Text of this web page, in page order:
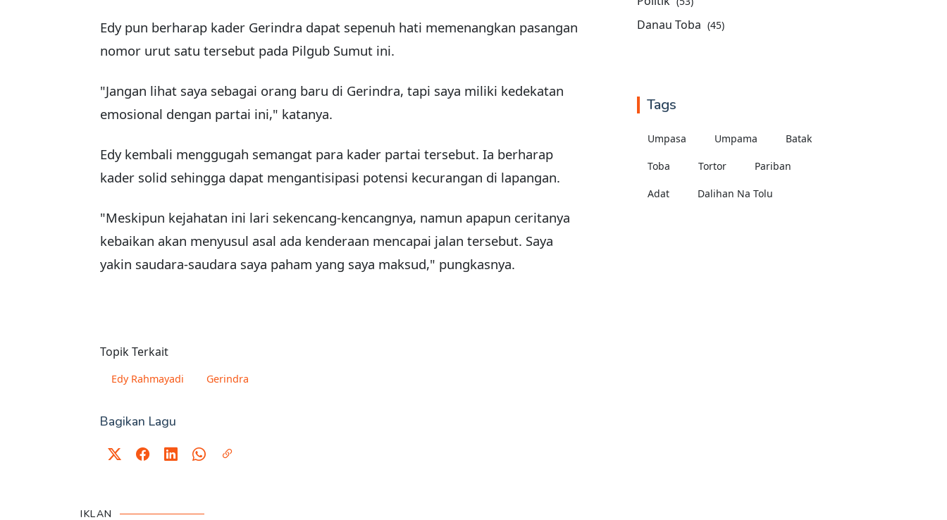
Edy pun berharap kader Gerindra dapat sepenuh hati memenangkan pasangan
nomor urut satu tersebut pada Pilgub Sumut ini.
"Jangan lihat saya sebagai orang baru di Gerindra, tapi saya miliki kedekatan
emosional dengan partai ini," katanya.
Edy kembali menggugah semangat para kader partai tersebut. Ia berharap
kader solid sehingga dapat mengantisipasi potensi kecurangan di lapangan.
"Meskipun kejahatan ini lari sekencang-kencangnya, namun apapun ceritanya
kebaikan akan menyusul asal ada kenderaan mencapai jalan tersebut. Saya
yakin saudara-saudara saya paham yang saya maksud," pungkasnya.
Topik Terkait
Edy Rahmayadi Gerindra
Bagikan Lagu
Danau Toba (45)
Tags
Umpasa Umpama Batak
Toba Tortor Pariban
Adat Dalihan Na Tolu
IKLAN